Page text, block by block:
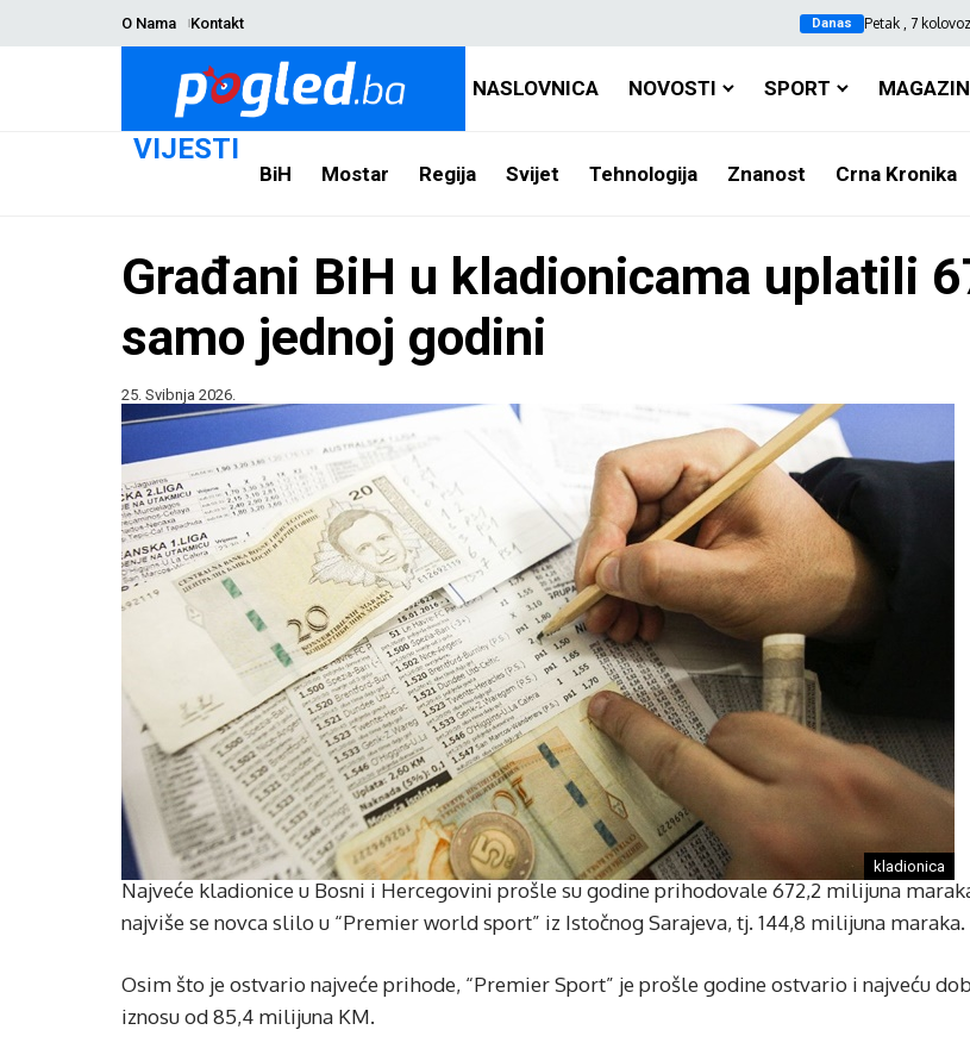
O Nama Kontakt Danas Petak , 7
NASLOVNICA NOVOSTI SPORT MAGAZIN
VIJESTI
BiH Mostar Regija Svijet Tehnologija Znanost Crna Kronika
Građani BiH u kladionicama uplatili
samo jednoj godini
25. Svibnja 2026.
kladionica
Najveće kladionice u Bosni i Hercegovini prošle su godine prihodovale 672,2 milijuna
najviše se novca slilo u “Premier world sport” iz Istočnog Sarajeva, tj. 144,8 milijuna maraka.
Osim što je ostvario najveće prihode, “Premier Sport” je prošle godine ostvario i najveću
iznosu od 85,4 milijuna KM.